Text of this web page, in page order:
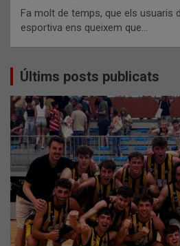
Fa molt de temps, que els usuaris
esportiva ens queixem que…
Últims posts publicats